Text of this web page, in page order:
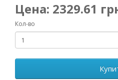
Цена: 2329.61
Кол-во